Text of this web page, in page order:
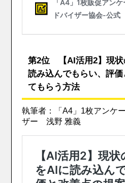
第2位 【AI活用2】現状
読み込んでもらい、評
てもらう方法
執筆者：「A4」1枚アンケ
ザー 浅野 雅義